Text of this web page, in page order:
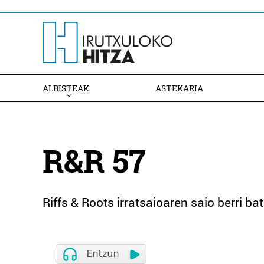
ALBISTEAK ASTEKARIA
R&R 57
Riffs & Roots irratsaioaren saio berri bat